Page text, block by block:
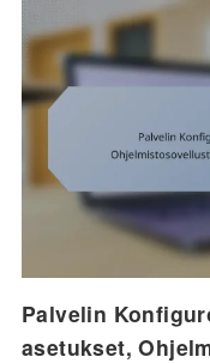
Palvelin
asetukset,